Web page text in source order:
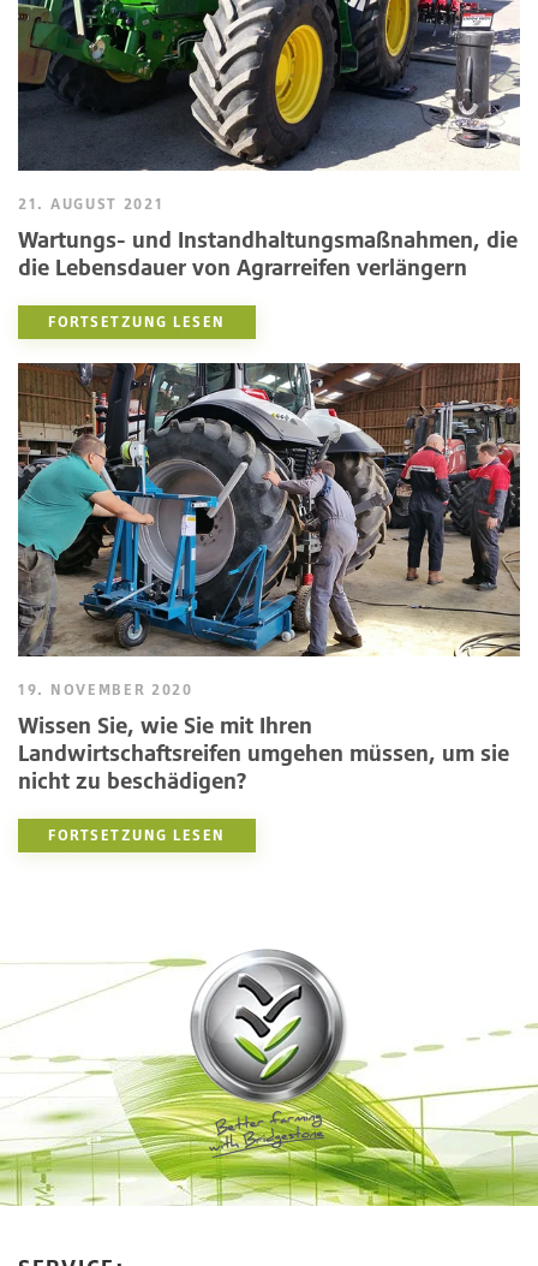
21. AUGUST 2021
Wartungs- und Instandhaltungsmaßnahmen, die
die Lebensdauer von Agrarreifen verlängern
FORTSETZUNG LESEN
19. NOVEMBER 2020
Wissen Sie, wie Sie mit Ihren
Landwirtschaftsreifen umgehen müssen, um sie
nicht zu beschädigen?
FORTSETZUNG LESEN